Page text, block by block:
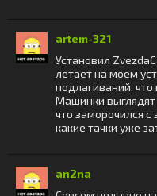
artem-321
Установил
летает на моем
подлагиваний,
Машинки выглядят
что заморочился
какие тачки уже
an2na